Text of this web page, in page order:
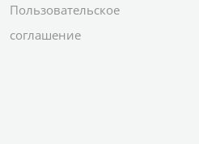
Пользовательское
соглашение